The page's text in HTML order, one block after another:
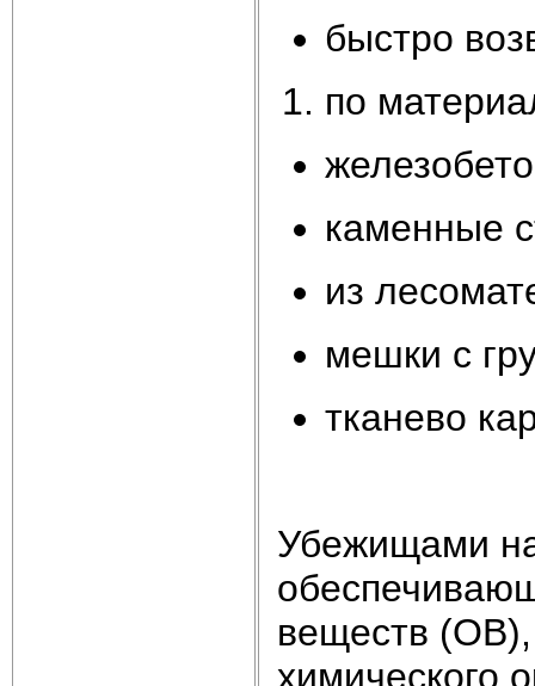
быстро
по
каменные
из
мешки с
тканево
Убежищами
веществ
химического